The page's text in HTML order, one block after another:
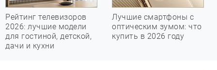
Рейтинг телевизоров
2026: лучшие модели
для гостиной, детской,
дачи и кухни
Лучшие смартфоны с
оптическим зумом: что
купить в 2026 году